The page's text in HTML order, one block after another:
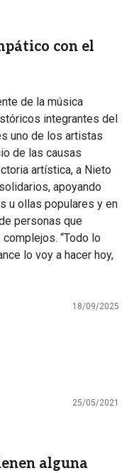
con el
de la música
integrantes del
uno de los artistas
de las causas
artística, a Nieto
apoyando
u ollas populares y en
personas que
“Todo lo
lo voy a hacer hoy,
18/09/2025
25/05/2021
alguna